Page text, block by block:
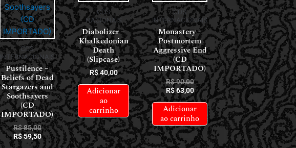
CDS
INTERNACIONAIS
Pustilence –
Beliefs of Dead
Stargazers and
Soothsayers
(CD
IMPORTADO)
R$85,00
R$59,50
CDS
NACIONAIS
Diabolizer –
Khalkedonian
Death
(Slipcase)
R$40,00
Adicionar
ao
carrinho
CDS
INTERNACIONAIS
Monastery –
Postmortem
Aggressive End
(CD
IMPORTADO)
R$90,00
R$63,00
Adicionar
ao carrinho